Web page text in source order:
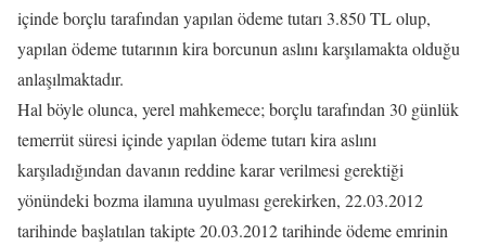
içinde borçlu tarafından yapılan ödeme tutarı 3.850 TL olup,
yapılan ödeme tutarının kira borcunun aslını karşılamakta olduğu
anlaşılmaktadır.
Hal böyle olunca, yerel mahkemece; borçlu tarafından 30 günlük
temerrüt süresi içinde yapılan ödeme tutarı kira aslını
karşıladığından davanın reddine karar verilmesi gerektiği
yönündeki bozma ilamına uyulması gerekirken, 22.03.2012
tarihinde başlatılan takipte 20.03.2012 tarihinde ödeme emrinin